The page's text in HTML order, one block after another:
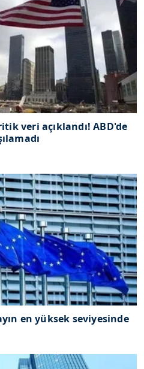
veri açıklandı! ABD'de
en yüksek seviyesinde